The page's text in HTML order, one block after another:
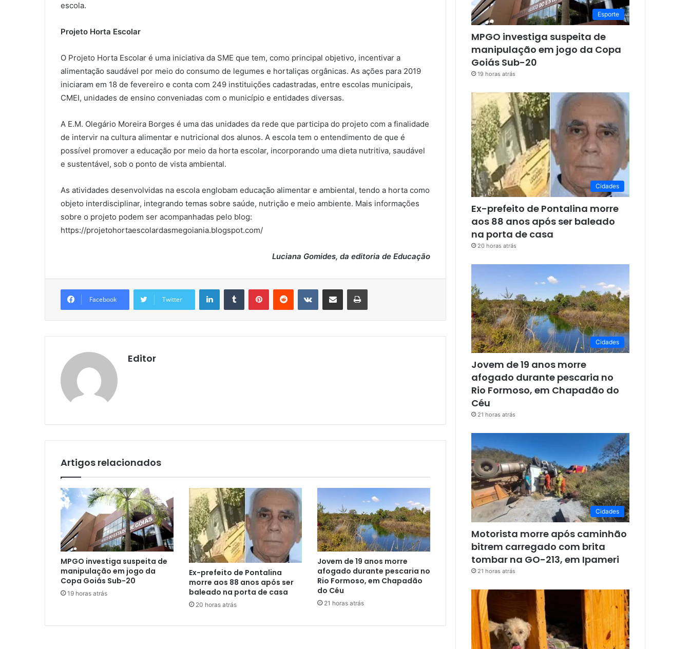
escola.
Projeto Horta Escolar
O Projeto Horta Escolar é uma iniciativa da SME que tem, como principal objetivo, incentivar a
alimentação saudável por meio do consumo de legumes e hortaliças orgânicas. As ações para 2019
iniciaram em 18 de fevereiro e conta com 249 instituições cadastradas, entre escolas municipais,
CMEI, unidades de ensino conveniadas com o município e entidades diversas.
A E.M. Olegário Moreira Borges é uma das unidades da rede que participa do projeto com a finalidade
de intervir na cultura alimentar e nutricional dos alunos. A escola tem o entendimento de que é
possível promover a educação por meio da horta escolar, incorporando uma dieta nutritiva, saudável
e sustentável, sob o ponto de vista ambiental.
As atividades desenvolvidas na escola englobam educação alimentar e ambiental, tendo a horta como
objeto interdisciplinar, integrando temas sobre saúde, nutrição e meio ambiente. Mais informações
sobre o projeto podem ser acompanhadas pelo blog:
https://projetohortaescolardasmegoiania.blogspot.com/
Luciana Gomides, da editoria de Educação
Facebook Twitter
LinkedinTumblr PinterestReddit VK Compartilhar via e-mail Imprimir
Editor
Artigos relacionados
MPGO investiga suspeita de
manipulação em jogo da
Copa Goiás Sub-20
19 horas atrás
Ex-prefeito de Pontalina
morre aos 88 anos após ser
baleado na porta de casa
20 horas atrás
Jovem de 19 anos morre
afogado durante pescaria no
Rio Formoso, em Chapadão
do Céu
21 horas atrás
Esporte
MPGO investiga suspeita de
manipulação em jogo da Copa
Goiás Sub-20
19 horas atrás
Cidades
Ex-prefeito de Pontalina morre
aos 88 anos após ser baleado
na porta de casa
20 horas atrás
Cidades
Jovem de 19 anos morre
afogado durante pescaria no
Rio Formoso, em Chapadão do
Céu
21 horas atrás
Cidades
Motorista morre após caminhão
bitrem carregado com brita
tombar na GO-213, em Ipameri
21 horas atrás